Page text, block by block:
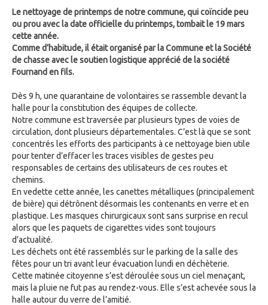
Le nettoyage de printemps de notre commune, qui coïncide peu
ou prou avec la date officielle du printemps, tombait le 19 mars
cette année.
Comme d’habitude, il était organisé par la Commune et la Société
de chasse avec le soutien logistique apprécié de la société
Fournand en fils.
Dès 9 h, une quarantaine de volontaires se rassemble devant la
halle pour la constitution des équipes de collecte.
Notre commune est traversée par plusieurs types de voies de
circulation, dont plusieurs départementales. C’est là que se sont
concentrés les efforts des participants à ce nettoyage bien utile
pour tenter d’effacer les traces visibles de gestes peu
responsables de certains des utilisateurs de ces routes et
chemins.
En vedette cette année, les canettes métalliques (principalement
de bière) qui détrônent désormais les contenants en verre et en
plastique. Les masques chirurgicaux sont sans surprise en recul
alors que les paquets de cigarettes vides sont toujours
d’actualité.
Les déchets ont été rassemblés sur le parking de la salle des
fêtes pour un tri avant leur évacuation lundi en déchèterie.
Cette matinée citoyenne s’est déroulée sous un ciel menaçant,
mais la pluie ne fut pas au rendez-vous. Elle s’est achevée sous la
halle autour du verre de l’amitié.